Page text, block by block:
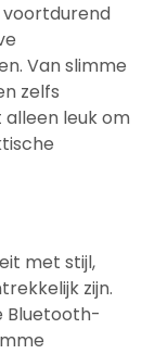
Van slimme
zelfs
leuk om
met stijl,
zijn.
Bluetooth-